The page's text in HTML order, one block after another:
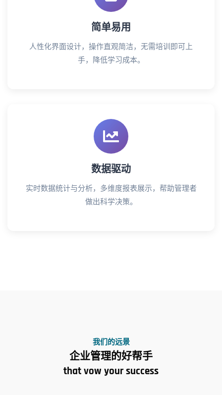
简单易用
人性化界面设计，操作直观简洁，无需培训即可上
手，降低学习成本。
数据驱动
实时数据统计与分析，多维度报表展示，帮助管理者
做出科学决策。
我们的远景
企业管理的好帮手
that vow your success